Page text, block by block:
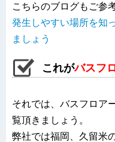
こちらのブログもご参
発生しやすい場所を知
ましょう
これがバスフ
それでは、バスフロア
覧頂きましょう。
弊社では福岡、久留米